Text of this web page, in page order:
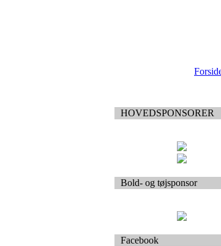
HOVEDSPONSORER
Bold- og tøjsponsor
Facebook